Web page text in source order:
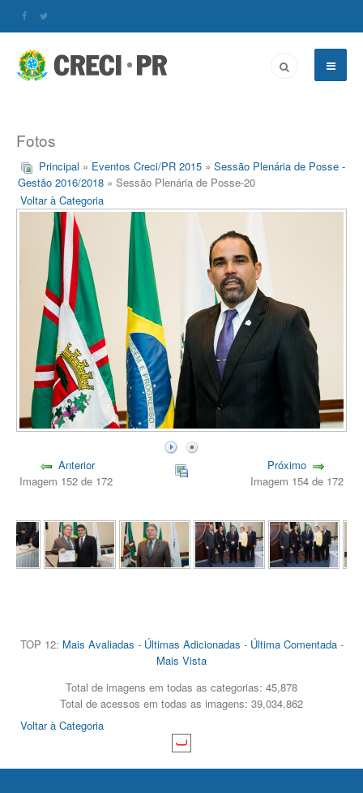
Fotos
Principal » Eventos Creci/PR 2015 » Sessão Plenária de Posse -
Gestão 2016/2018 » Sessão Plenária de Posse-20
Voltar à Categoria
Anterior
Imagem 152 de 172
Próximo
Imagem 154 de 172
TOP 12: Mais Avaliadas - Últimas Adicionadas - Última Comentada-
Mais Vista
Total de imagens em todas as categorias: 45,878
Total de acessos em todas as imagens: 39,034,862
Voltar à Categoria